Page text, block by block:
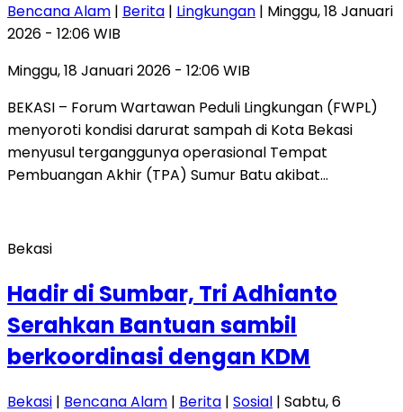
Bencana Alam | Berita | Lingkungan | Minggu, 18 Januari
2026 - 12:06 WIB
Minggu, 18 Januari 2026 - 12:06 WIB
BEKASI – Forum Wartawan Peduli Lingkungan (FWPL)
menyoroti kondisi darurat sampah di Kota Bekasi
menyusul terganggunya operasional Tempat
Pembuangan Akhir (TPA) Sumur Batu akibat…
Bekasi
Hadir di Sumbar, Tri Adhianto
Serahkan Bantuan sambil
berkoordinasi dengan KDM
Bekasi | Bencana Alam | Berita | Sosial | Sabtu, 6